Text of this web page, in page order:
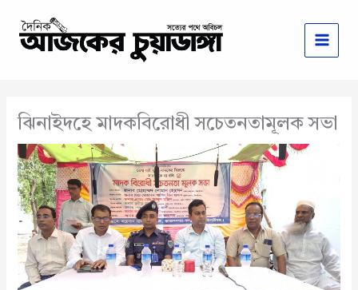
content
ঝিনাইদহে মাদকবিরোধী সচেতনতামূলক সভা